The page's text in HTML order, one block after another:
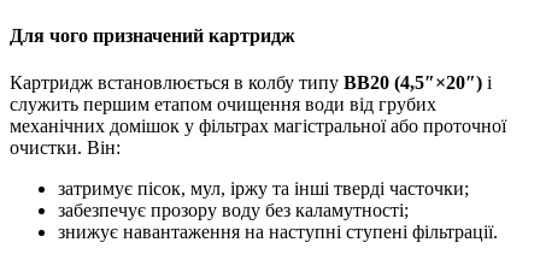
Для чого призначений картридж
Картридж встановлюється в колбу типу BB20 (4,5″×20″) і
служить першим етапом очищення води від грубих
механічних домішок у фільтрах магістральної або проточної
очистки. Він:
затримує пісок, мул, іржу та інші тверді часточки;
забезпечує прозору воду без каламутності;
знижує навантаження на наступні ступені фільтрації.